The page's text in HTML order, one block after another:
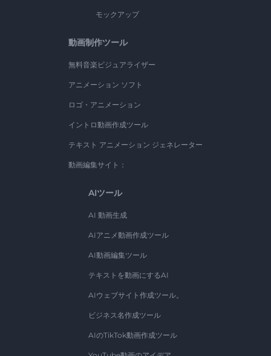
モックアップ
動画制作ツール
無料音楽ビジュアライザー
アニメーション ソフト
ロゴ・アニメーション
イントロ動画作成ツール
テキスト アニメーション ジェネレーター
動画編集サイト：
AIツール
AI 動画生成
AIアニメ動画作成ツール
AI動画編集ツール
テキストを動画にするAI
AIウェブサイト作成ツール。
ビジネス名作成ツール
AIのTikTok動画作成ツール